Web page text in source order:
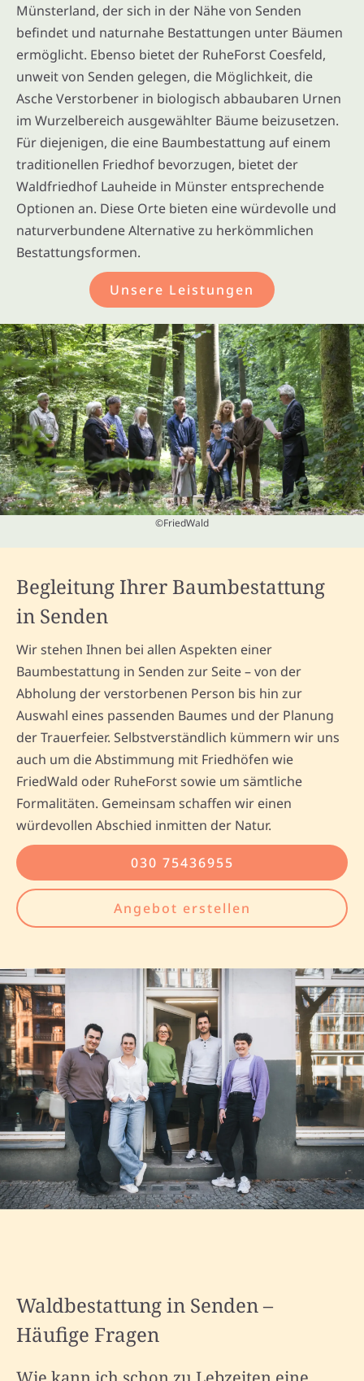
Münsterland, der sich in der Nähe von Senden
befindet und naturnahe Bestattungen unter Bäumen
ermöglicht. Ebenso bietet der RuheForst Coesfeld,
unweit von Senden gelegen, die Möglichkeit, die
Asche Verstorbener in biologisch abbaubaren Urnen
im Wurzelbereich ausgewählter Bäume beizusetzen.
Für diejenigen, die eine Baumbestattung auf einem
traditionellen Friedhof bevorzugen, bietet der
Waldfriedhof Lauheide in Münster entsprechende
Optionen an. Diese Orte bieten eine würdevolle und
naturverbundene Alternative zu herkömmlichen
Bestattungsformen.
Unsere Leistungen
©FriedWald
Begleitung Ihrer Baumbestattung
in Senden
Wir stehen Ihnen bei allen Aspekten einer
Baumbestattung in Senden zur Seite – von der
Abholung der verstorbenen Person bis hin zur
Auswahl eines passenden Baumes und der Planung
der Trauerfeier. Selbstverständlich kümmern wir uns
auch um die Abstimmung mit Friedhöfen wie
FriedWald oder RuheForst sowie um sämtliche
Formalitäten. Gemeinsam schaffen wir einen
würdevollen Abschied inmitten der Natur.
030 75436955
Angebot erstellen
Waldbestattung in Senden –
Häufige Fragen